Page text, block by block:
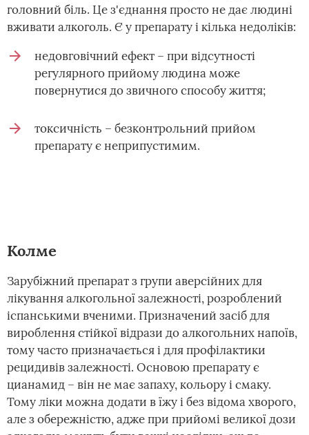
головний біль. Це з'єднання просто не дає людині
вживати алкоголь. Є у препарату і кілька недоліків:
недовговічний ефект – при відсутності
регулярного прийому людина може
повернутися до звичного способу життя;
токсичність – безконтрольний прийом
препарату є неприпустимим.
Колме
Зарубіжний препарат з групи аверсійних для
лікування алкогольної залежності, розроблений
іспанськими вченими. Призначений засіб для
вироблення стійкої відрази до алкогольних напоїв,
тому часто призначається і для профілактики
рецидивів залежності. Основою препарату є
цианамид – він не має запаху, кольору і смаку.
Тому ліки можна додати в їжу і без відома хворого,
але з обережністю, адже при прийомі великої дози